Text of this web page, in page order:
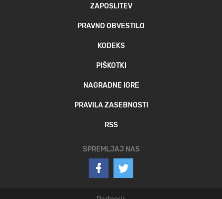
ZAPOSLITEV
PRAVNO OBVESTILO
KODEKS
PIŠKOTKI
NAGRADNE IGRE
PRAVILA ZASEBNOSTI
RSS
SPREMLJAJ NAS